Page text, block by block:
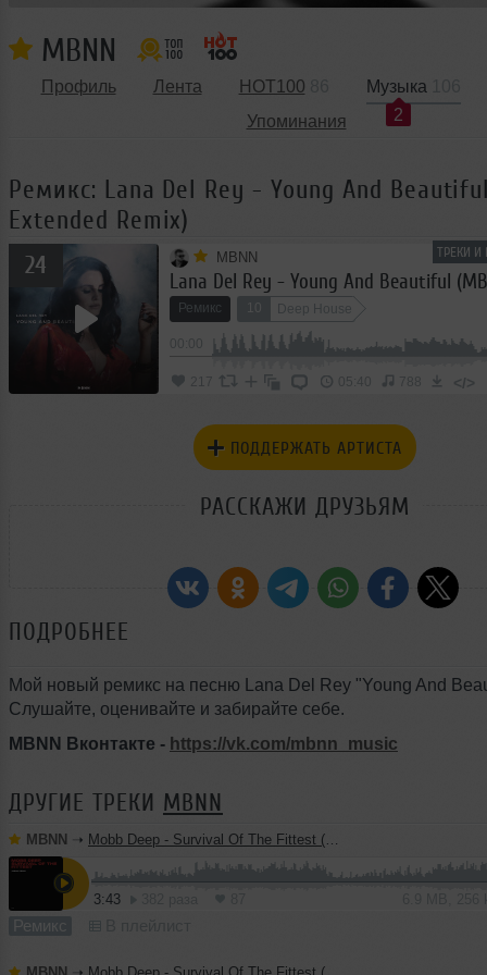
MBNN
Профиль Лента HOT100
Музыка
2
Упоминания
Ремикс: Lana Del Rey - Young And
Extended Remix)
ТРЕКИ И
24 MBNN
Ремикс Deep House
217 05:40 788 </>
ПОДДЕРЖАТЬ АРТИСТА
РАССКАЖИ ДРУЗЬЯМ
ПОДРОБНЕЕ
Мой новый ремикс на песню Lana Del Rey "Young And
Слушайте, оценивайте и забирайте себе.
MBNN Вконтакте - https://vk.com/mbnn_music
ДРУГИЕ ТРЕКИ MBNN
MBNN ➝ Mobb Deep - Survival Of The Fittest (MBNN 2026 Remix)
3:43
Ремикс